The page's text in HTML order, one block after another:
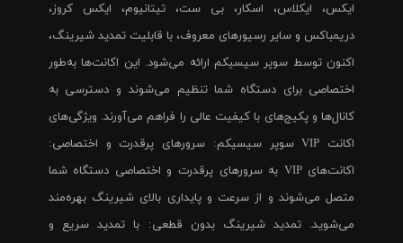
ایکس، ایکلاس، اسکار، بی ست، تیتانیوم، ایکس کروز،
دریمباکس و سایر رسیورهای معروف، با قابلیت تمدید شیرینگ،
اکنون توسط سوپر سیسیکم ارائه می‌شود. این اکانت‌ها به‌طور
اختصاصی برای دستگاه شما تنظیم می‌شوند و دسترسی به
کانال‌ها و پکیج‌های با کیفیت عالی را فراهم می‌آورند. ویژگی‌های
اکانت VIP سوپر سیسیکم: سرورهای پرقدرت و اختصاصی:
اکانت‌های VIP به سرورهای پرقدرت و اختصاصی دستگاه شما
متصل می‌شوند و از سرعت و پایداری بالای شیرینگ بهره‌مند
می‌شوید. تمدید شیرینگ بدون قطعی: با تمدید سریع و